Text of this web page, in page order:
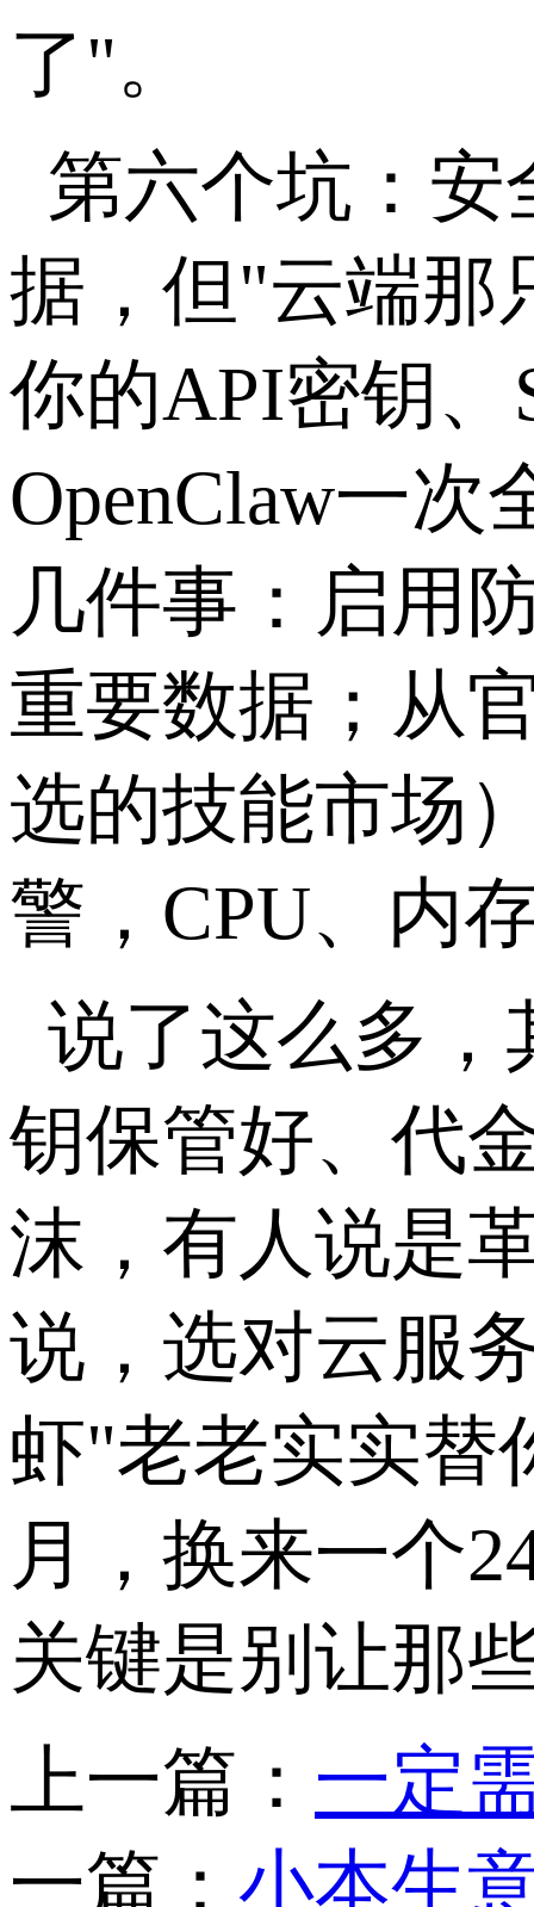
了"。
第六个坑：
据，但"云端那
你的API密钥、
OpenClaw一次
几件事：启用
重要数据；从
选的技能市场
警， CPU、内
说了这么多，
钥保管好、代
沫，有人说是
说，选对云服
虾"老老实实替
月，换来一个
关键是别让那
上一篇： 一定
一篇： 小本生